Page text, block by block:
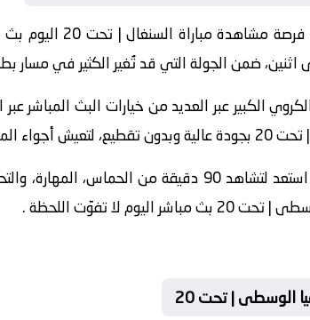
إذا كنت من عشاق
ضمن الجولة التي قد تُغير الكثير في مسار
الكبير عبر العديد من خيارات البث المباشر
2025-05-02 مساءً بالتوقيت المحلي الملعب استعد لتشاهد